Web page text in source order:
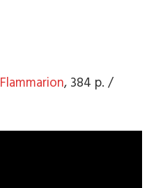
Flammarion, 384 p. /